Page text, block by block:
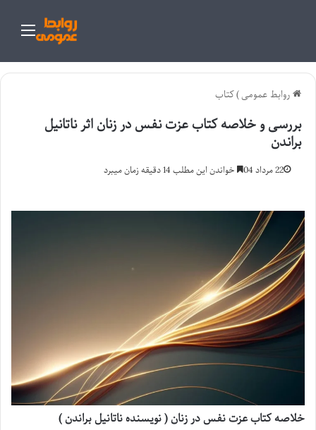
روابط عمومی)کتاب
بررسی و خلاصه کتاب عزت نفس در زنان اثر ناتانیل
براندن
22 مرداد 04 خواندن این مطلب 14 دقیقه زمان میبرد
خلاصه کتاب عزت نفس در زنان ( نویسنده ناتانیل براندن )